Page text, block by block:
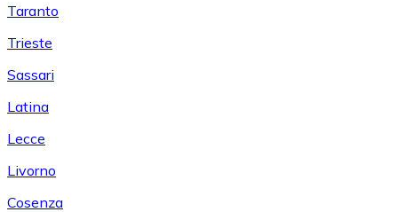
Taranto
Trieste
Sassari
Latina
Lecce
Livorno
Cosenza